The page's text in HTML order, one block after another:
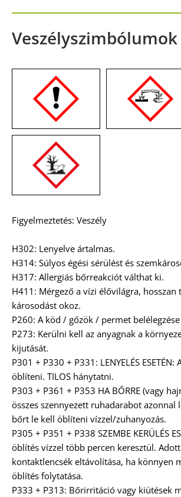
Veszélyszimbólumok
Figyelmeztetés: Veszély
H302: Lenyelve ártalmas.
H314: Súlyos égési sérülést és
H317: Allergiás bőrreakciót válthat ki.
H411: Mérgező a vízi élővilágra, hosszan
károsodást okoz.
P260: A köd / gőzök / permet
P273: Kerülni kell az anyagnak a
kijutását.
P301 + P330 + P331: LENYELÉS ESETÉN:
öblíteni. TILOS hánytatni.
P303 + P361 + P353 HA BŐRRE (vagy
összes szennyezett ruhadarabot azonnal
bőrt le kell öblíteni vízzel/zuhanyozás.
P305 + P351 + P338 SZEMBE KERÜLÉS
öblítés vízzel több percen keresztül.
kontaktlencsék eltávolítása, ha könnyen
öblítés folytatása.
P333 + P313: Bőrirritáció vagy kiütések